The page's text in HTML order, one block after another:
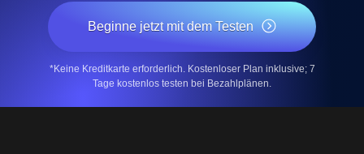
Beginne jetzt mit dem Testen
*Keine Kreditkarte erforderlich. Kostenloser Plan inklusive; 7
Tage kostenlos testen bei Bezahlplänen.